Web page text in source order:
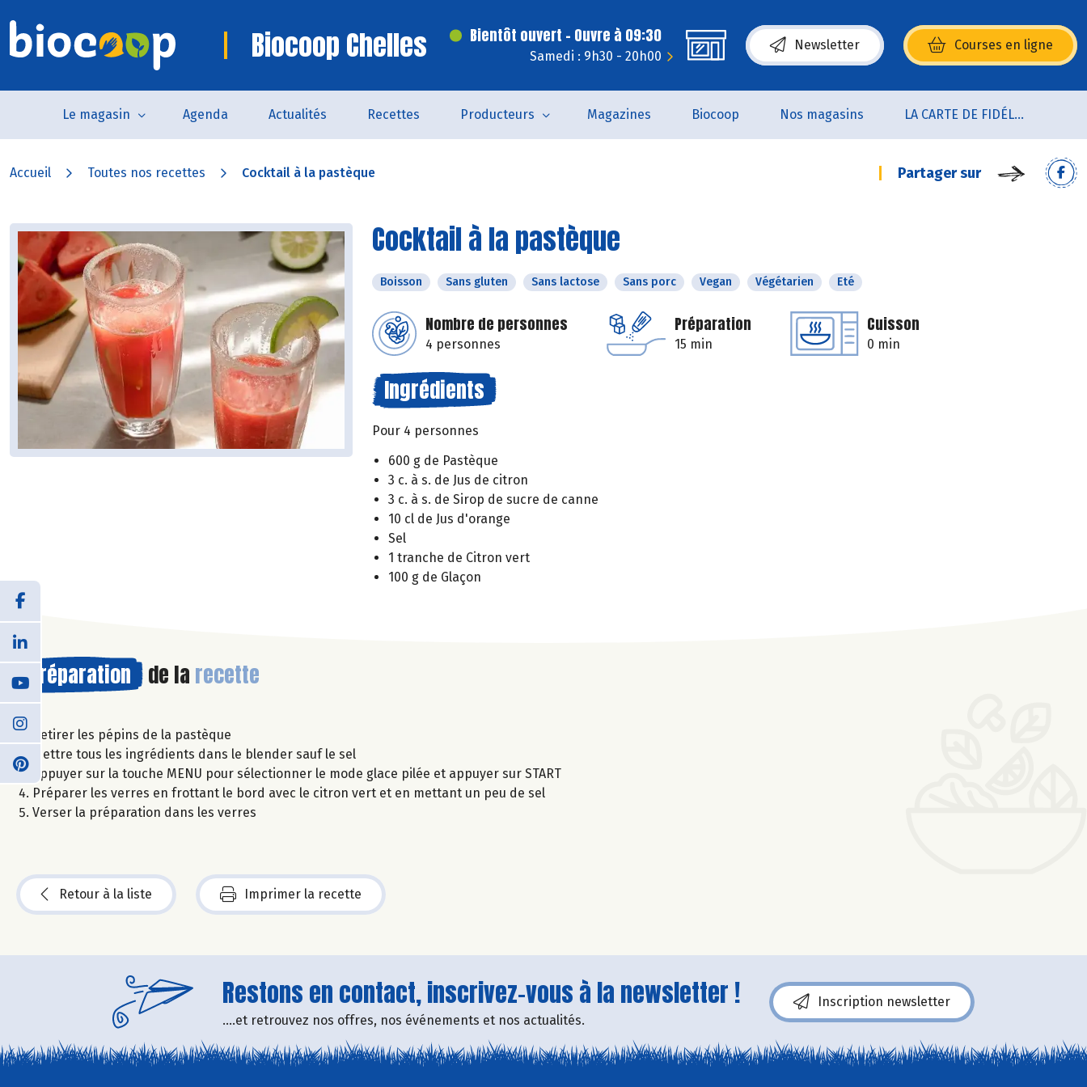
Biocoop Chelles Bientôt ouvert - Ouvre à 09:30
Samedi : 9h30 - 20h00
Newsletter Courses en ligne
(s’ouvre dans une nouvelle fenêtre)
Le magasin Agenda Actualités Recettes Producteurs Magazines Biocoop Nos magasins LA CARTE DE FIDÉLITÉ
Accueil Toutes nos recettes Cocktail à la pastèque Partager sur
Cocktail à la pastèque
Boisson Sans gluten Sans lactose Sans porc Vegan Végétarien Eté
Nombre de personnes
4 personnes
Préparation
15 min
Cuisson
0 min
Ingrédients
Pour 4 personnes
600 g de Pastèque
3 c. à s. de Jus de citron
3 c. à s. de Sirop de sucre de canne
10 cl de Jus d'orange
Sel
1 tranche de Citron vert
100 g de Glaçon
Préparation de la recette
Retirer les pépins de la pastèque
Mettre tous les ingrédients dans le blender sauf le sel
Appuyer sur la touche MENU pour sélectionner le mode glace pilée et appuyer sur START
Préparer les verres en frottant le bord avec le citron vert et en mettant un peu de sel
Verser la préparation dans les verres
Retour à la liste Imprimer la recette
Restons en contact, inscrivez-vous à la newsletter !
....et retrouvez nos offres, nos événements et nos actualités.
Inscription newsletter